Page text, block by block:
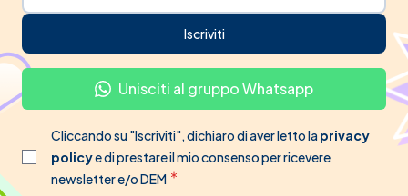
Iscriviti
Unisciti al gruppo Whatsapp
Cliccando su "Iscriviti", dichiaro di aver letto laprivacy
policye di prestare il mio consenso per ricevere
newsletter e/o DEM